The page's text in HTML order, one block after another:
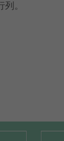
。